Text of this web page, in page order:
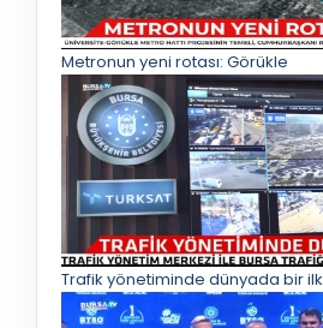
Metronun yeni rotası: Görükle
Trafik yönetiminde dünyada bir ilk